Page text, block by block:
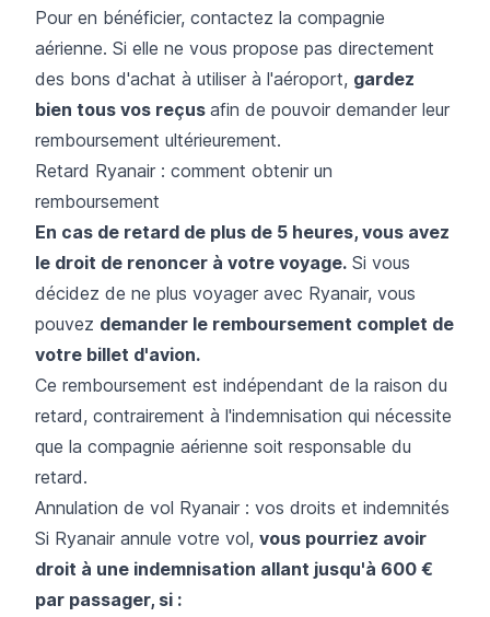
Pour en bénéficier, contactez la compagnie
aérienne. Si elle ne vous propose pas directement
des bons d'achat à utiliser à l'aéroport, gardez
bien tous vos reçus afin de pouvoir demander leur
remboursement ultérieurement.
Retard Ryanair : comment obtenir un
remboursement
En cas de retard de plus de 5 heures, vous avez
le droit de renoncer à votre voyage. Si vous
décidez de ne plus voyager avec Ryanair, vous
pouvez demander le remboursement complet de
votre billet d'avion.
Ce remboursement est indépendant de la raison du
retard, contrairement à l'indemnisation qui nécessite
que la compagnie aérienne soit responsable du
retard.
Annulation de vol Ryanair : vos droits et indemnités
Si Ryanair annule votre vol, vous pourriez avoir
droit à une indemnisation allant jusqu'à 600 €
par passager, si :